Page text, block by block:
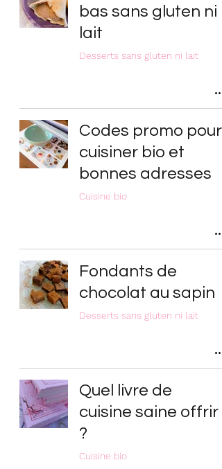
bas sans gluten ni
lait
Desserts sans gluten ni lait
Codes promo pour
cuisiner bio et
bonnes adresses
Cuisine bio
Fondants de
chocolat au sapin
Desserts sans gluten ni lait
Quel livre de
cuisine saine offrir
?
Cuisine bio